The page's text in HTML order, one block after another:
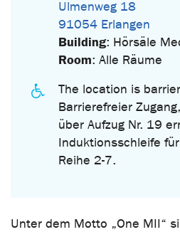
Ulmenweg 18
91054 Erlangen
Building: Hörsäle
Room: Alle Räume
The location is
Barrierefreier
über Aufzug Nr. 19
Induktionsschleife
Reihe 2-7.
Unter dem Motto „One MII“